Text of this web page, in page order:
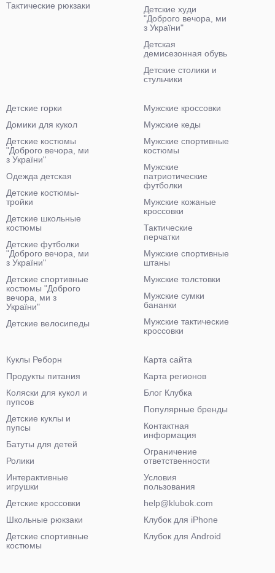
Тактические рюкзаки
Детские худи
"Доброго вечора, ми
з України"
Детская
демисезонная обувь
Детские столики и
стульчики
Детские горки
Домики для кукол
Детские костюмы
"Доброго вечора, ми
з України"
Одежда детская
Детские костюмы-
тройки
Детские школьные
костюмы
Детские футболки
"Доброго вечора, ми
з України"
Детские спортивные
костюмы "Доброго
вечора, ми з
України"
Детские велосипеды
Мужские кроссовки
Мужские кеды
Мужские спортивные
костюмы
Мужские
патриотические
футболки
Мужские кожаные
кроссовки
Тактические
перчатки
Мужские спортивные
штаны
Мужские толстовки
Мужские сумки
бананки
Мужские тактические
кроссовки
Куклы Реборн
Продукты питания
Коляски для кукол и
пупсов
Детские куклы и
пупсы
Батуты для детей
Ролики
Интерактивные
игрушки
Детские кроссовки
Школьные рюкзаки
Детские спортивные
костюмы
Карта сайта
Карта регионов
Блог Клубка
Популярные бренды
Контактная
информация
Ограничение
ответственности
Условия
пользования
help@klubok.com
Клубок для iPhone
Клубок для Android